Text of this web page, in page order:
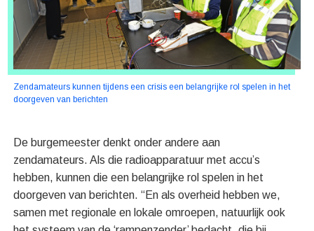
Zendamateurs kunnen tijdens een crisis een belangrijke rol spelen in het
doorgeven van berichten
De burgemeester denkt onder andere aan
zendamateurs. Als die radioapparatuur met accu’s
hebben, kunnen die een belangrijke rol spelen in het
doorgeven van berichten. “En als overheid hebben we,
samen met regionale en lokale omroepen, natuurlijk ook